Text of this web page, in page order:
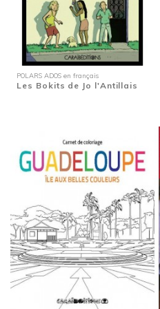
POLARS ADOS en français
Les Bokits de Jo l'Antillais